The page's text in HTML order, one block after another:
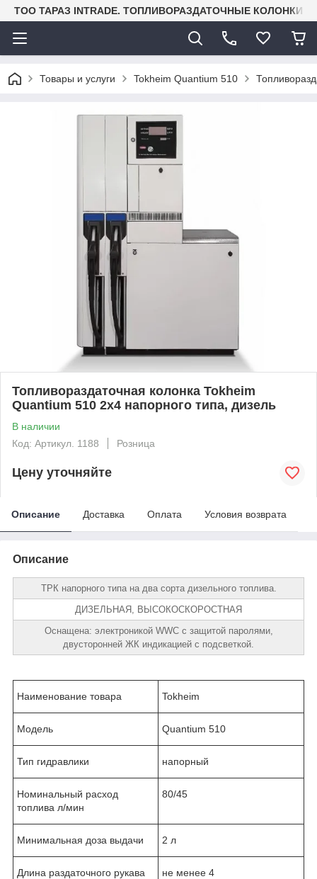
TOO ТАРАЗ INTRADE. ТОПЛИВОРАЗДАТОЧНЫЕ КОЛОНКИ
Товары и услуги Tokheim Quantium 510
Топливораздаточная колонка Tokheim
Quantium 510 2х4 напорного типа, дизель
В наличии
Код: Артикул. 1188
Розница
Цену уточняйте
Описание Доставка Оплата Условия возврата
Описание
ТРК напорного типа на два сорта дизельного топлива.
ДИЗЕЛЬНАЯ, ВЫСОКОСКОРОСТНАЯ
Оснащена: электроникой WWC с защитой паролями,
двусторонней ЖК индикацией с подсветкой.
Наименование товара Tokheim
Модель Quantium 510
Тип гидравлики напорный
Номинальный расход
топлива л/мин
80/45
Минимальная доза выдачи 2 л
Длина раздаточного рукава
не менее 4